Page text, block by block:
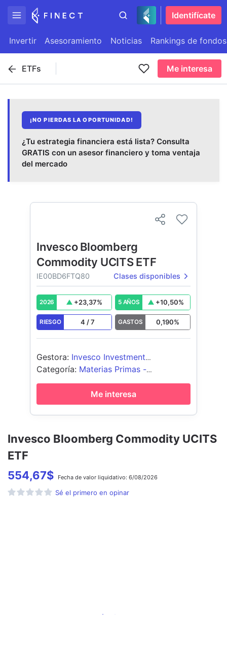
Identifícate
Invertir Asesoramiento Noticias Rankings de fondos
ETFs Me interesa
¡NO PIERDAS LA OPORTUNIDAD!
¿Tu estrategia financiera está lista? Consulta
GRATIS con un asesor financiero y toma ventaja
del mercado
Invesco Bloomberg Commodity UCITS
ETF
554,67$ Fecha de valor liquidativo: 6/08/2026
Sé el primero en opinar
Invesco Bloomberg
Commodity UCITS ETF
IE00BD6FTQ80 Clases disponibles
2026 +23,37% 5 AÑOS +10,50%
RIESGO 4 /7 GASTOS 0,190%
Gestora: Invesco Investment
Management Limited
Categoría: Materias Primas -
Diversificado
Me interesa